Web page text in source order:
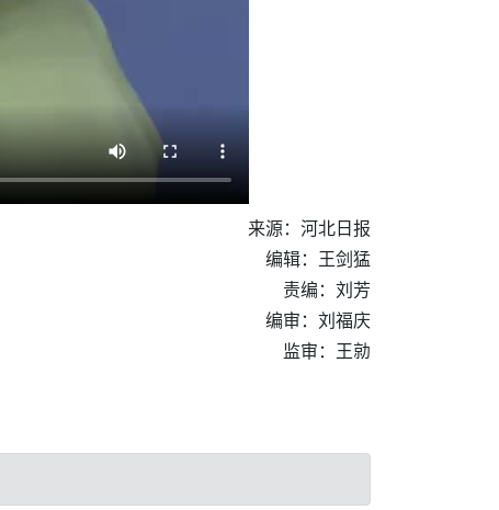
来源：河北日报
编辑：王剑猛
责编：刘芳
编审：刘福庆
监审：王勍